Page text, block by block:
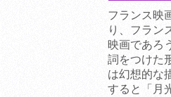
フランス映
り、フラン
映画であろ
詞をつけた
は幻想的な
すると「月